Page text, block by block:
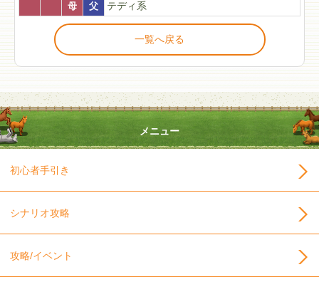
母
父 テディ系
一覧へ戻る
メニュー
初心者手引き
シナリオ攻略
攻略/イベント